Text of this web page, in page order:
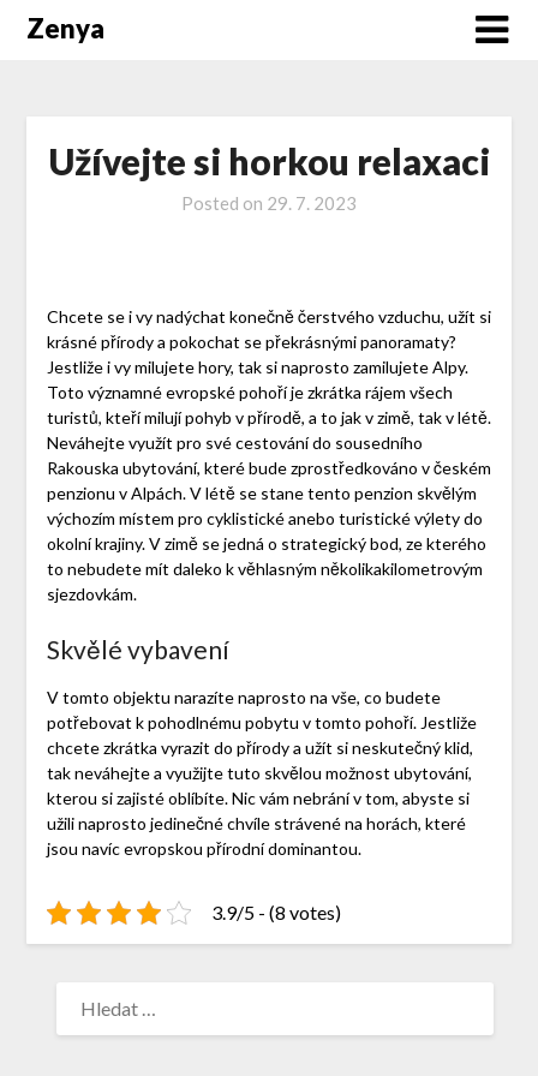
Zenya
Užívejte si horkou relaxaci
Posted on 29. 7. 2023
Chcete se i vy nadýchat konečně čerstvého vzduchu, užít si
krásné přírody a pokochat se překrásnými panoramaty?
Jestliže i vy milujete hory, tak si naprosto zamilujete Alpy.
Toto významné evropské pohoří je zkrátka rájem všech
turistů, kteří milují pohyb v přírodě, a to jak v zimě, tak v létě.
Neváhejte využít pro své cestování do sousedního
Rakouska ubytování, které bude zprostředkováno včeském
penzionu v Alpách. V létě se stane tento penzion skvělým
výchozím místem pro cyklistické anebo turistické výlety do
okolní krajiny. V zimě se jedná o strategický bod, ze kterého
to nebudete mít daleko k věhlasným několikakilometrovým
sjezdovkám.
Skvělé vybavení
V tomto objektu narazíte naprosto na vše, co budete
potřebovat k pohodlnému pobytu v tomto pohoří. Jestliže
chcete zkrátka vyrazit do přírody a užít si neskutečný klid,
tak neváhejte a využijte tuto skvělou možnost ubytování,
kterou si zajisté oblíbíte. Nic vám nebrání v tom, abyste si
užili naprosto jedinečné chvíle strávené na horách, které
jsou navíc evropskou přírodní dominantou.
3.9/5 - (8 votes)